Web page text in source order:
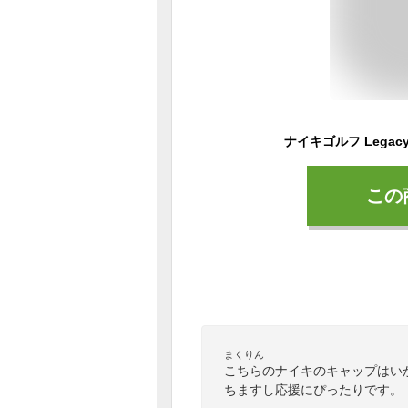
こ
まくりん
こちらのナイキのキャップは
ちますし応援にぴったりです。